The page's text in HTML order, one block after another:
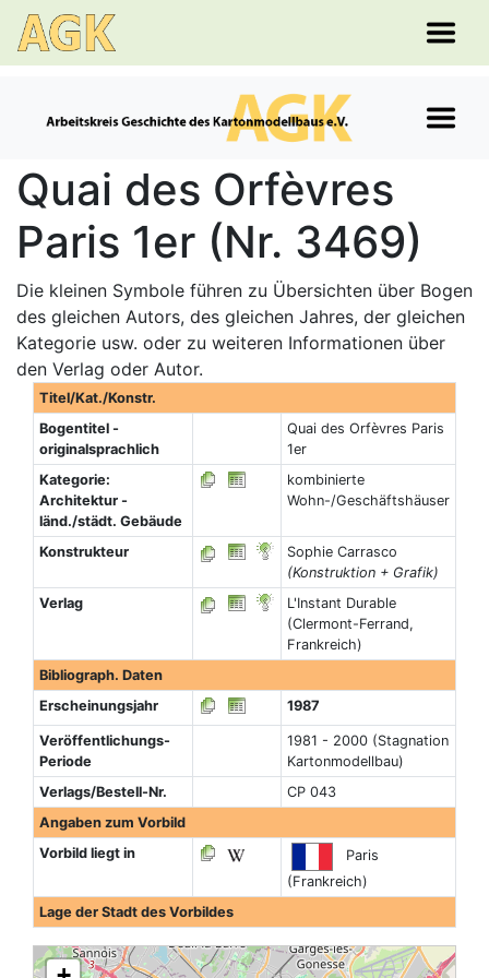
Quai des Orfèvres
Paris 1er (Nr. 3469)
Die kleinen Symbole führen zu Übersichten über Bogen
des gleichen Autors, des gleichen Jahres, der gleichen
Kategorie usw. oder zu weiteren Informationen über
den Verlag oder Autor.
Titel/Kat./Konstr.
Bogentitel -
originalsprachlich
Quai des Orfèvres Paris
1er
Kategorie:
Architektur -
länd./städt. Gebäude
kombinierte
Wohn-/Geschäftshäuser
Konstrukteur
Sophie Carrasco
(Konstruktion + Grafik)
Verlag
L'Instant Durable
(Clermont-Ferrand,
Frankreich)
Bibliograph. Daten
Erscheinungsjahr
1987
Veröffentlichungs-
Periode
1981 - 2000 (Stagnation
Kartonmodellbau)
Verlags/Bestell-Nr.
CP 043
Angaben zum Vorbild
Vorbild liegt in
Paris
(Frankreich)
Lage der Stadt des Vorbildes